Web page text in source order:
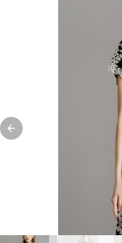
Previous slide